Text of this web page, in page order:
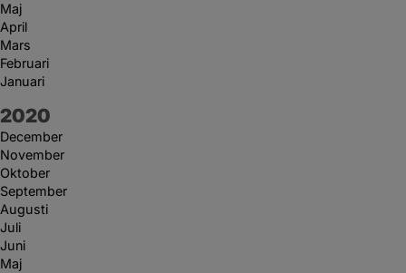
Maj
April
Mars
Februari
Januari
År:
2020
December
November
Oktober
September
Augusti
Juli
Juni
Maj